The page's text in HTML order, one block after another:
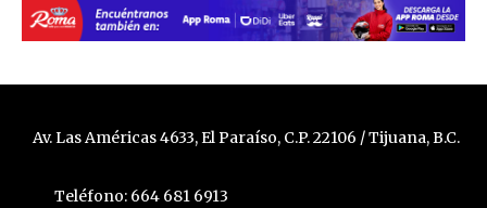
Av. Las Américas 4633, El Paraíso, C.P. 22106 / Tijuana, B.C.
Teléfono: 664 681 6913